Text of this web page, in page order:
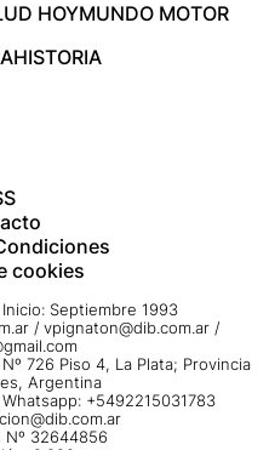
HOYMUNDO MOTOR
HISTORIA
cookies
Septiembre 1993
/ vpignaton@dib.com.ar /
726 Piso 4, La Plata; Provincia
Argentina
+5492215031783
Nº 32644856